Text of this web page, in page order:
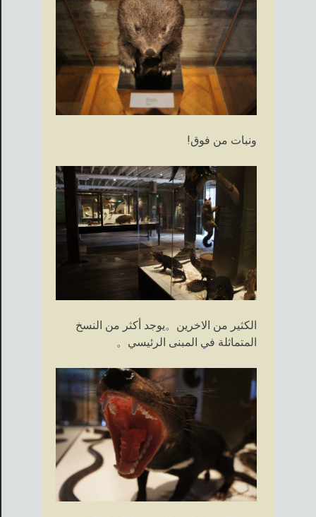
ونبات من فوق!
الكثير من الاخرين。يوجد أكثر من النسخ
المتماثلة في المبنى الرئيسي。